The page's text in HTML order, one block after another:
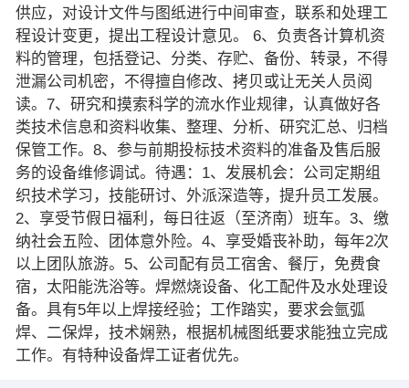
供应，对设计文件与图纸进行中间审查，联系和处理工
程设计变更，提出工程设计意见。 6、负责各计算机资
料的管理，包括登记、分类、存贮、备份、转录，不得
泄漏公司机密，不得擅自修改、拷贝或让无关人员阅
读。7、研究和摸索科学的流水作业规律，认真做好各
类技术信息和资料收集、整理、分析、研究汇总、归档
保管工作。8、参与前期投标技术资料的准备及售后服
务的设备维修调试。待遇：1、发展机会：公司定期组
织技术学习，技能研讨、外派深造等，提升员工发展。
2、享受节假日福利，每日往返（至济南）班车。3、缴
纳社会五险、团体意外险。4、享受婚丧补助，每年2次
以上团队旅游。5、公司配有员工宿舍、餐厅，免费食
宿，太阳能洗浴等。焊燃烧设备、化工配件及水处理设
备。具有5年以上焊接经验；工作踏实，要求会氩弧
焊、二保焊，技术娴熟，根据机械图纸要求能独立完成
工作。有特种设备焊工证者优先。